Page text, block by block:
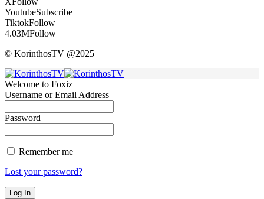
YoutubeSubscribe
TiktokFollow
4.03MFollow
© KorinthosTV @2025
Welcome to Foxiz
Username or Email Address
Password
Remember me
Lost your password?